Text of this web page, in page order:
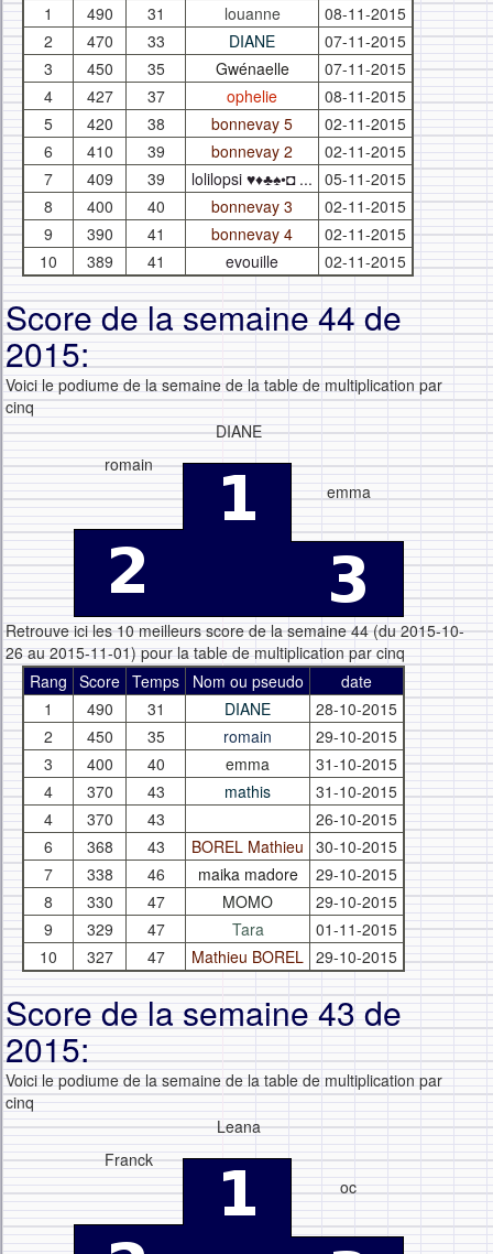
1
490 31 louanne
08-11-2015
2
470 33 DIANE
07-11-2015
3
450 35 Gwénaelle
07-11-2015
4
427 37 ophelie
08-11-2015
5
420 38 bonnevay 5
02-11-2015
6
410 39 bonnevay 2
02-11-2015
7
409 39 lolilopsi ♥♦♣♠•◘ ... 05-11-2015
8
400 40 bonnevay 3
02-11-2015
9
390 41 bonnevay 4
02-11-2015
10
389 41 evouille 02-11-2015
Score de la semaine 44 de
2015:
Voici le podiume de la semaine de la table de multiplication par
cinq
romain
DIANE
emma
Retrouve ici les 10 meilleurs score de la semaine 44 (du 2015-10-
26 au 2015-11-01) pour la table de multiplication par cinq
Rang Score Temps Nom ou pseudo
date
1
490 31 DIANE
28-10-2015
2
450 35 romain
29-10-2015
3
400 40 emma
31-10-2015
4
370 43 mathis
31-10-2015
4
370 43
26-10-2015
6
368 43 BOREL Mathieu 30-10-2015
7
338 46 maika madore
29-10-2015
8
330 47 MOMO
29-10-2015
9
329 47 Tara
01-11-2015
10
327 47 Mathieu BOREL 29-10-2015
Score de la semaine 43 de
2015:
Voici le podiume de la semaine de la table de multiplication par
cinq
Franck
Leana
oc